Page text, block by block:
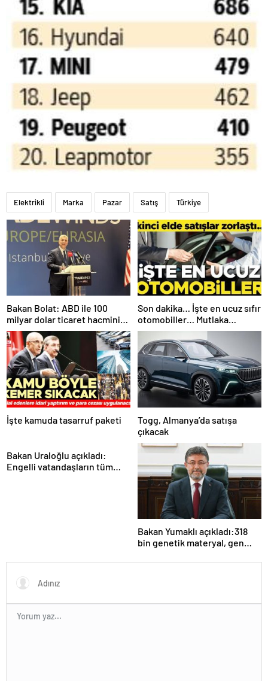
Elektrikli Marka Pazar Satış Türkiye
Bakan Bolat: ABD ile 100
milyar dolar ticaret hacmini
gerçekleştirebiliriz
Son dakika… İşte en ucuz sıfır
otomobiller… Mutlaka
pazarlık edin
İşte kamuda tasarruf paketi
Togg, Almanya’da satışa
çıkacak
Bakan Uraloğlu açıkladı:
Engelli vatandaşların tüm
Bakan Yumaklı açıkladı:318
bin genetik materyal, gen
altında